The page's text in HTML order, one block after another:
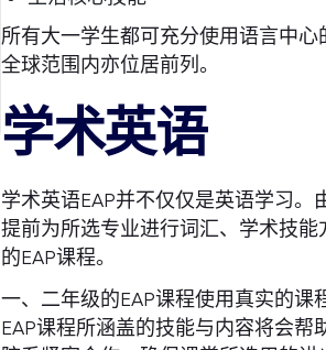
所有大一学生都可充分使用语言中
全球范围内亦位居前列。
学术英语
学术英语EAP并不仅仅是英语学习。
提前为所选专业进行词汇、学术技
的EAP课程。
一、二年级的EAP课程使用真实的课
EAP课程所涵盖的技能与内容将会